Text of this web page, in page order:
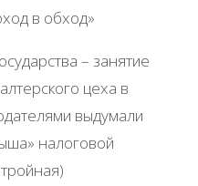
в обход»
– занятие
цеха в
выдумали
налоговой